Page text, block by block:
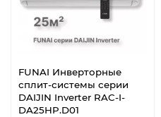
FUNAI Инверторные
сплит-системы серии
DAIJIN Inverter RAC-I-
DA25HP.D01